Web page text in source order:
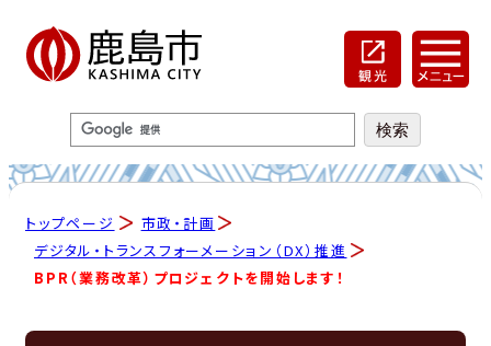
トップページ
市政・計画
デジタル・トランスフォーメーション（DX）推進
BPR（業務改革）プロジェクトを開始します！